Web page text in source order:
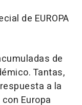
de EUROPA
de
Tantas,
a la
Europa